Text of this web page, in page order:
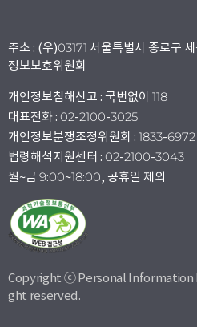
주소 : (우)03171 서울특별시 종로구
정보보호위원회
개인정보침해신고 : 국번없이 118
대표전화 : 02-2100-3025
개인정보분쟁조정위원회 : 1833-6972
법령해석지원센터 : 02-2100-3043
월~금 9:00~18:00, 공휴일 제외
Copyright ⓒ Personal Information
ght reserved.